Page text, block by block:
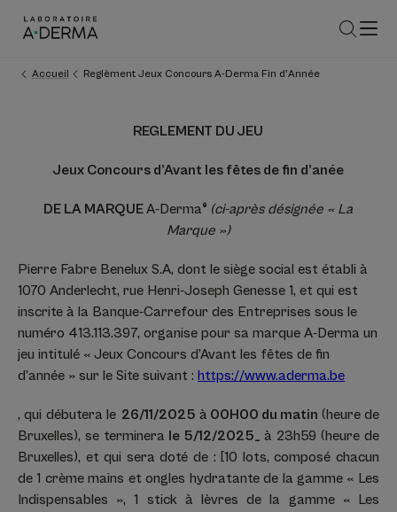
Accueil Reglèment Jeux Concours A-Derma Fin d'Année
REGLEMENT DU JEU
Jeux Concours d’Avant les fêtes de fin d’anée
DE LA MARQUEA-Derma® (ci-après désignée « La
Marque »)
Pierre Fabre Benelux S.A, dont le siège social est établi à
1070 Anderlecht, rue Henri-Joseph Genesse 1, et qui est
inscrite à la Banque-Carrefour des Entreprises sous le
numéro 413.113.397, organise pour sa marque A-Derma un
jeu intitulé « Jeux Concours d’Avant les fêtes de fin
d’année » sur le Site suivant : https://www.aderma.be
, qui débutera le26/11/2025 à 00H00 du matin (heure de
Bruxelles), se terminera le 5/12/2025_ à 23h59 (heure de
Bruxelles), et qui sera doté de : [10 lots, composé chacun
de 1 crème mains et ongles hydratante de la gamme « Les
Indispensables », 1 stick à lèvres de la gamme « Les